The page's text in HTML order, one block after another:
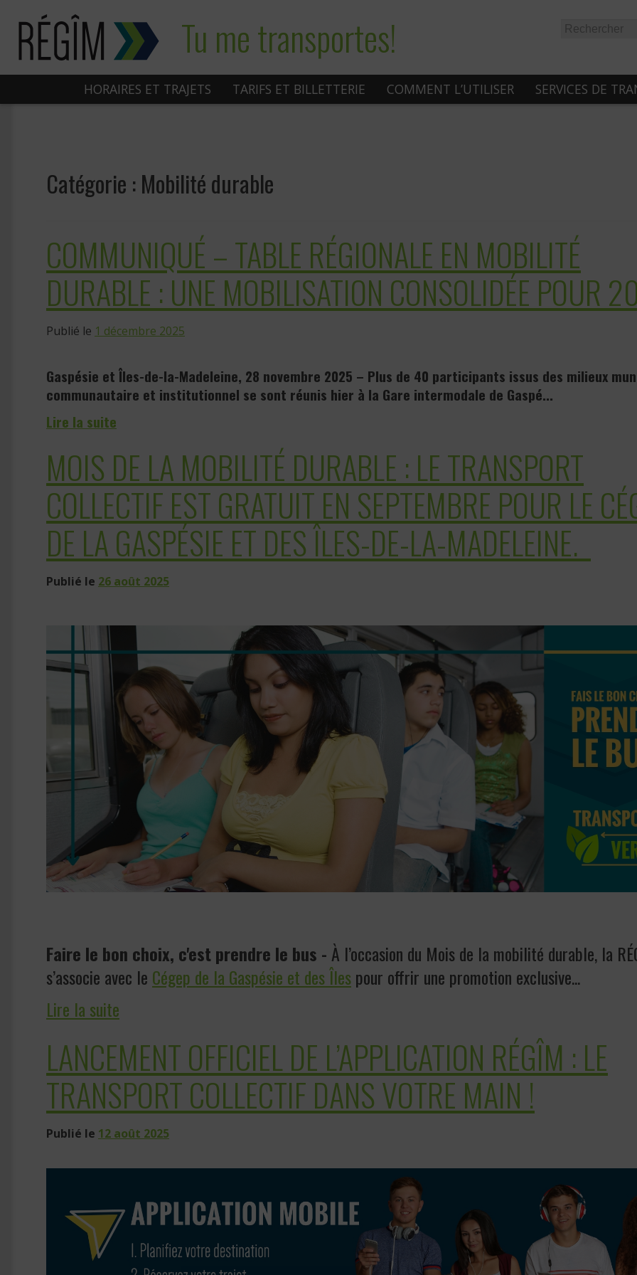
contenu
Tu me transportes!
HORAIRES ET TRAJETS TARIFS ET BILLETTERIE COMMENT L’UTILISER SERVICES DE
Catégorie : Mobilité durable
COMMUNIQUÉ – TABLE RÉGIONALE EN MOBILITÉ
DURABLE : UNE MOBILISATION CONSOLIDÉE POUR
Publié le 1 décembre 2025
Gaspésie et Îles-de-la-Madeleine, 28 novembre 2025 – Plus de 40 participants issus des milieux
communautaire et institutionnel se sont réunis hier à la Gare intermodale de Gaspé...
Lire la suite
MOIS DE LA MOBILITÉ DURABLE : LE TRANSPORT
COLLECTIF EST GRATUIT EN SEPTEMBRE POUR LE
DE LA GASPÉSIE ET DES ÎLES-DE-LA-MADELEINE.
Publié le 26 août 2025
Faire le bon choix, c'est prendre le bus - À l’occasion du Mois de la mobilité durable, la
s’associe avec le Cégep de la Gaspésie et des Îlespour offrir une promotion exclusive...
Lire la suite
LANCEMENT OFFICIEL DE L’APPLICATION RÉGÎM : LE
TRANSPORT COLLECTIF DANS VOTRE MAIN !
Publié le 12 août 2025